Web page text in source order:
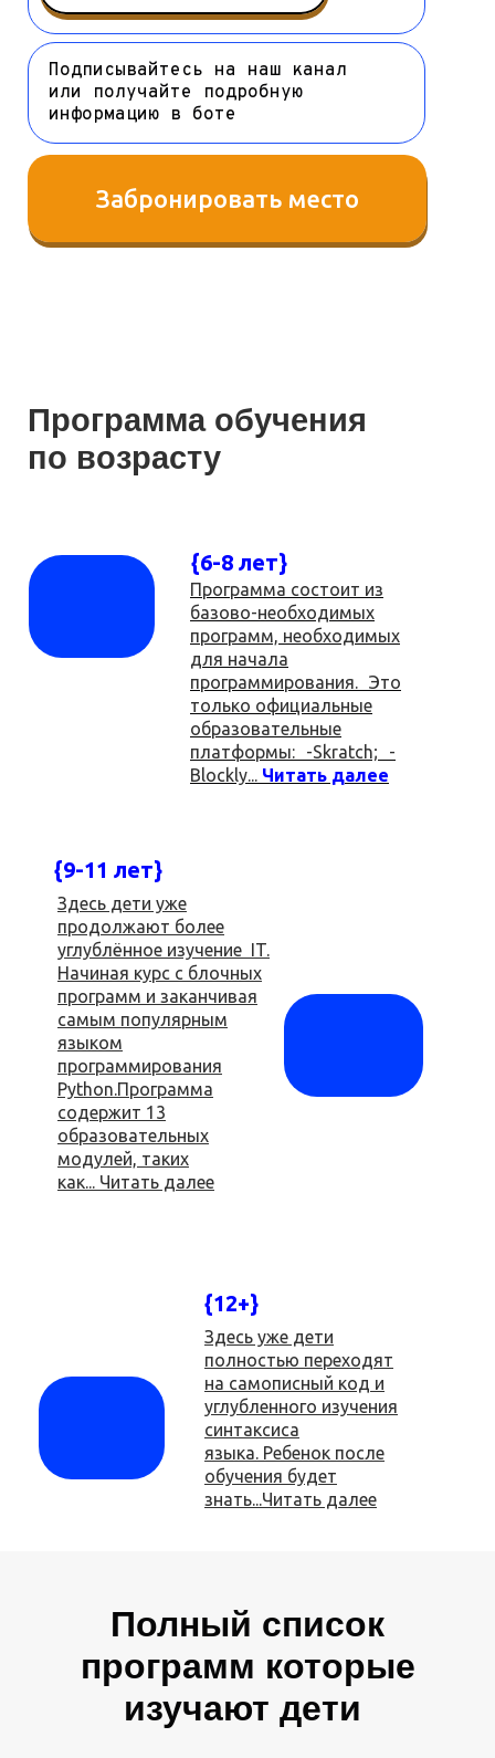
Подписывайтесь на наш канал
или получайте подробную
информацию в боте
Забронировать место
Здесь уже дети
полностью переходят
на самописный код и
углубленного изучения
синтаксиса
языка. Ребенок после
обучения будет
знать...Читать далее
Здесь дети уже
продолжают более
углублённое изучение IT.
Начиная курс с блочных
программ и заканчивая
самым популярным
языком
программирования
Python.Программа
содержит 13
образовательных
модулей, таких
как... Читать далее
Программа состоит из
базово-необходимых
программ, необходимых
для начала
программирования. Это
только официальные
образовательные
платформы: -Skratch; -
Blockly... Читать далее
{9-11 лет}
{12+}
{6-8 лет}
Программа обучения
по возрасту
Полный список
программ которые
изучают дети